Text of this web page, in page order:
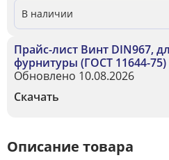
В наличии
Прайс-лист Винт DIN967,
фурнитуры (ГОСТ 11644-75)
Обновлено 10.08.2026
Скачать
Описание товара